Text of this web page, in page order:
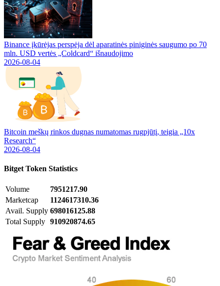
Binance įkūrėjas perspėja dėl aparatinės piniginės saugumo po 70
mln. USD vertės „Coldcard“ išnaudojimo
2026-08-04
Bitcoin meškų rinkos dugnas numatomas rugpjūtį, teigia „10x
Research“
2026-08-04
Bitget Token Statistics
Volume
7951217.90
Marketcap
1124617310.36
Avail. Supply 698016125.88
Total Supply 910920874.65